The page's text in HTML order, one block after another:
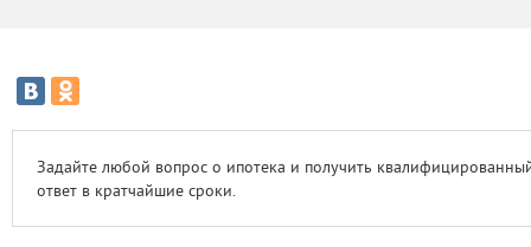
Задайте любой вопрос о ипотека и получить
ответ в кратчайшие сроки.